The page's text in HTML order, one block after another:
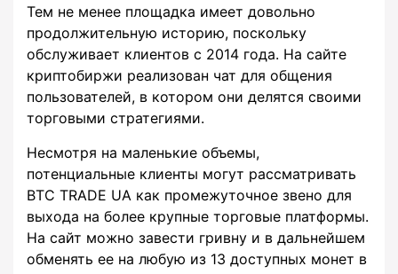
Тем не менее площадка имеет довольно
продолжительную историю, поскольку
обслуживает клиентов с 2014 года. На сайте
криптобиржи реализован чат для общения
пользователей, в котором они делятся своими
торговыми стратегиями.
Несмотря на маленькие объемы,
потенциальные клиенты могут рассматривать
BTC TRADE UA как промежуточное звено для
выхода на более крупные торговые платформы.
На сайт можно завести гривну и в дальнейшем
обменять ее на любую из 13 доступных монет в